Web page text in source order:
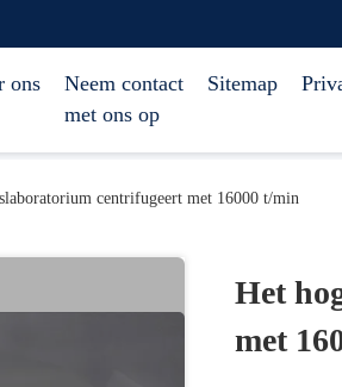
ons
Neem contact
met ons op
Sitemap
centrifugeert met 16000 t/min
Het
met